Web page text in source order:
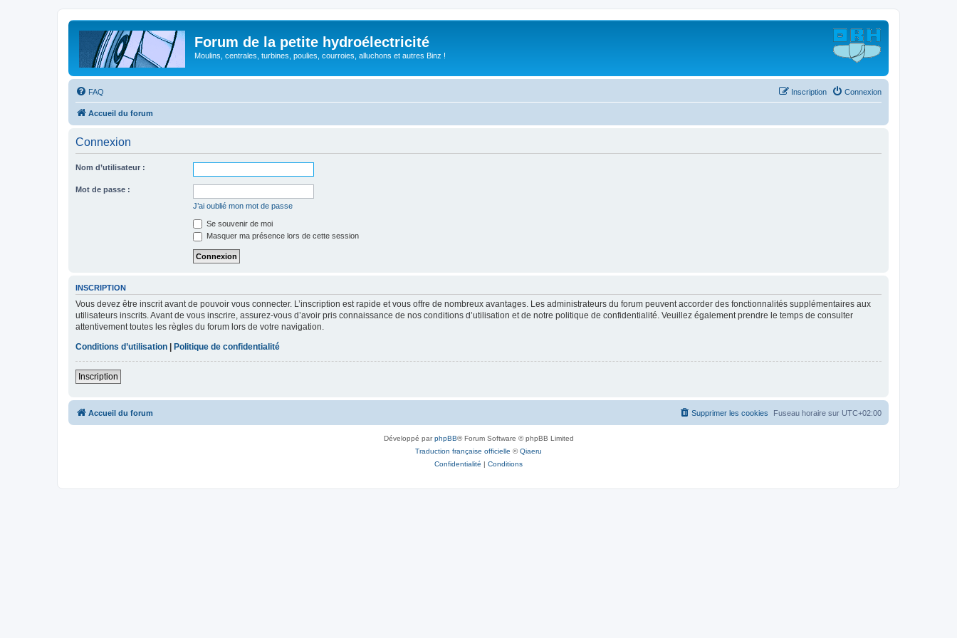
Forum de la petite hydroélectricité
Moulins, centrales, turbines, poulies, courroies, alluchons et autres Binz !
FAQ Connexion
Inscription
Accueil du forum
Connexion
Nom d’utilisateur :
Mot de passe :
J’ai oublié mon mot de passe
Se souvenir de moi
Masquer ma présence lors de cette session
INSCRIPTION
Vous devez être inscrit avant de pouvoir vous connecter. L’inscription est rapide et vous offre de nombreux avantages. Les administrateurs du forum peuvent accorder des fonctionnalités supplémentaires aux
utilisateurs inscrits. Avant de vous inscrire, assurez-vous d’avoir pris connaissance de nos conditions d’utilisation et de notre politique de confidentialité. Veuillez également prendre le temps de consulter
attentivement toutes les règles du forum lors de votre navigation.
Conditions d’utilisation
Politique de confidentialité
Inscription
Accueil du forum Fuseau horaire sur UTC+02:00
Supprimer les cookies
Développé parphpBB® Forum Software © phpBB Limited
Traduction française officielle ©Qiaeru
Confidentialité | Conditions